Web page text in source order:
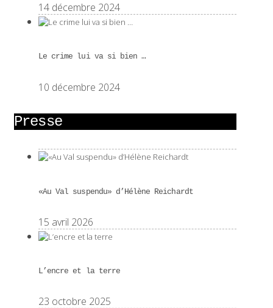
14 décembre 2024
Le crime lui va si bien …
10 décembre 2024
Presse
«Au Val suspendu» d’Hélène Reichardt
15 avril 2026
L’encre et la terre
23 octobre 2025